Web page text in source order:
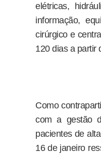
elétricas,
informação,
cirúrgico e
120 dias a partir
Como
com a gestão
pacientes de
16 de janeiro